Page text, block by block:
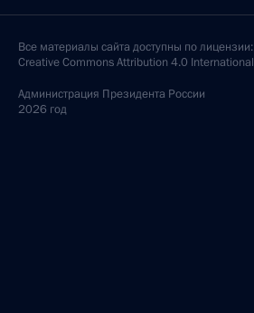
Все материалы сайта доступны по лицензии:
Creative Commons Attribution 4.0 International
Администрация Президента России
2026 год